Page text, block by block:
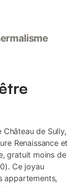
Château de Sully,
Renaissance et
gratuit moins de
Ce joyau
appartements,